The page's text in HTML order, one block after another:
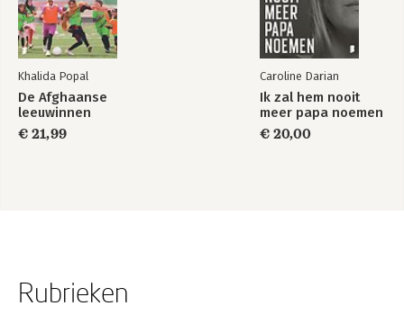
Khalida Popal
De Afghaanse
leeuwinnen
€ 21,99
Caroline Darian
Ik zal hem nooit
meer papa noemen
€ 20,00
Rubrieken